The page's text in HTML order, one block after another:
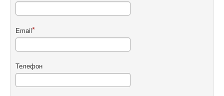
Email
Телефон